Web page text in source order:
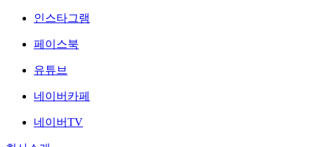
인스타그램
페이스북
유튜브
네이버카페
네이버TV